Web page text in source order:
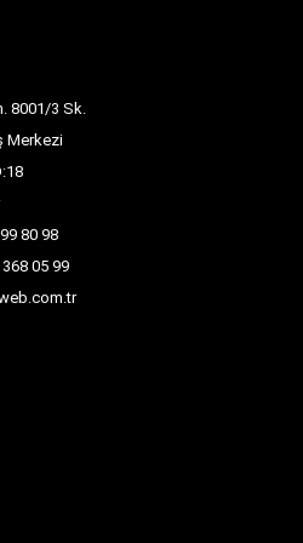
8001/3 Sk.
Merkezi
80 98
05 99